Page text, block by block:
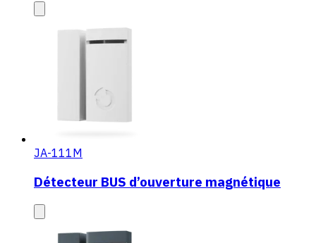
JA-111M
Détecteur BUS d’ouverture magnétique